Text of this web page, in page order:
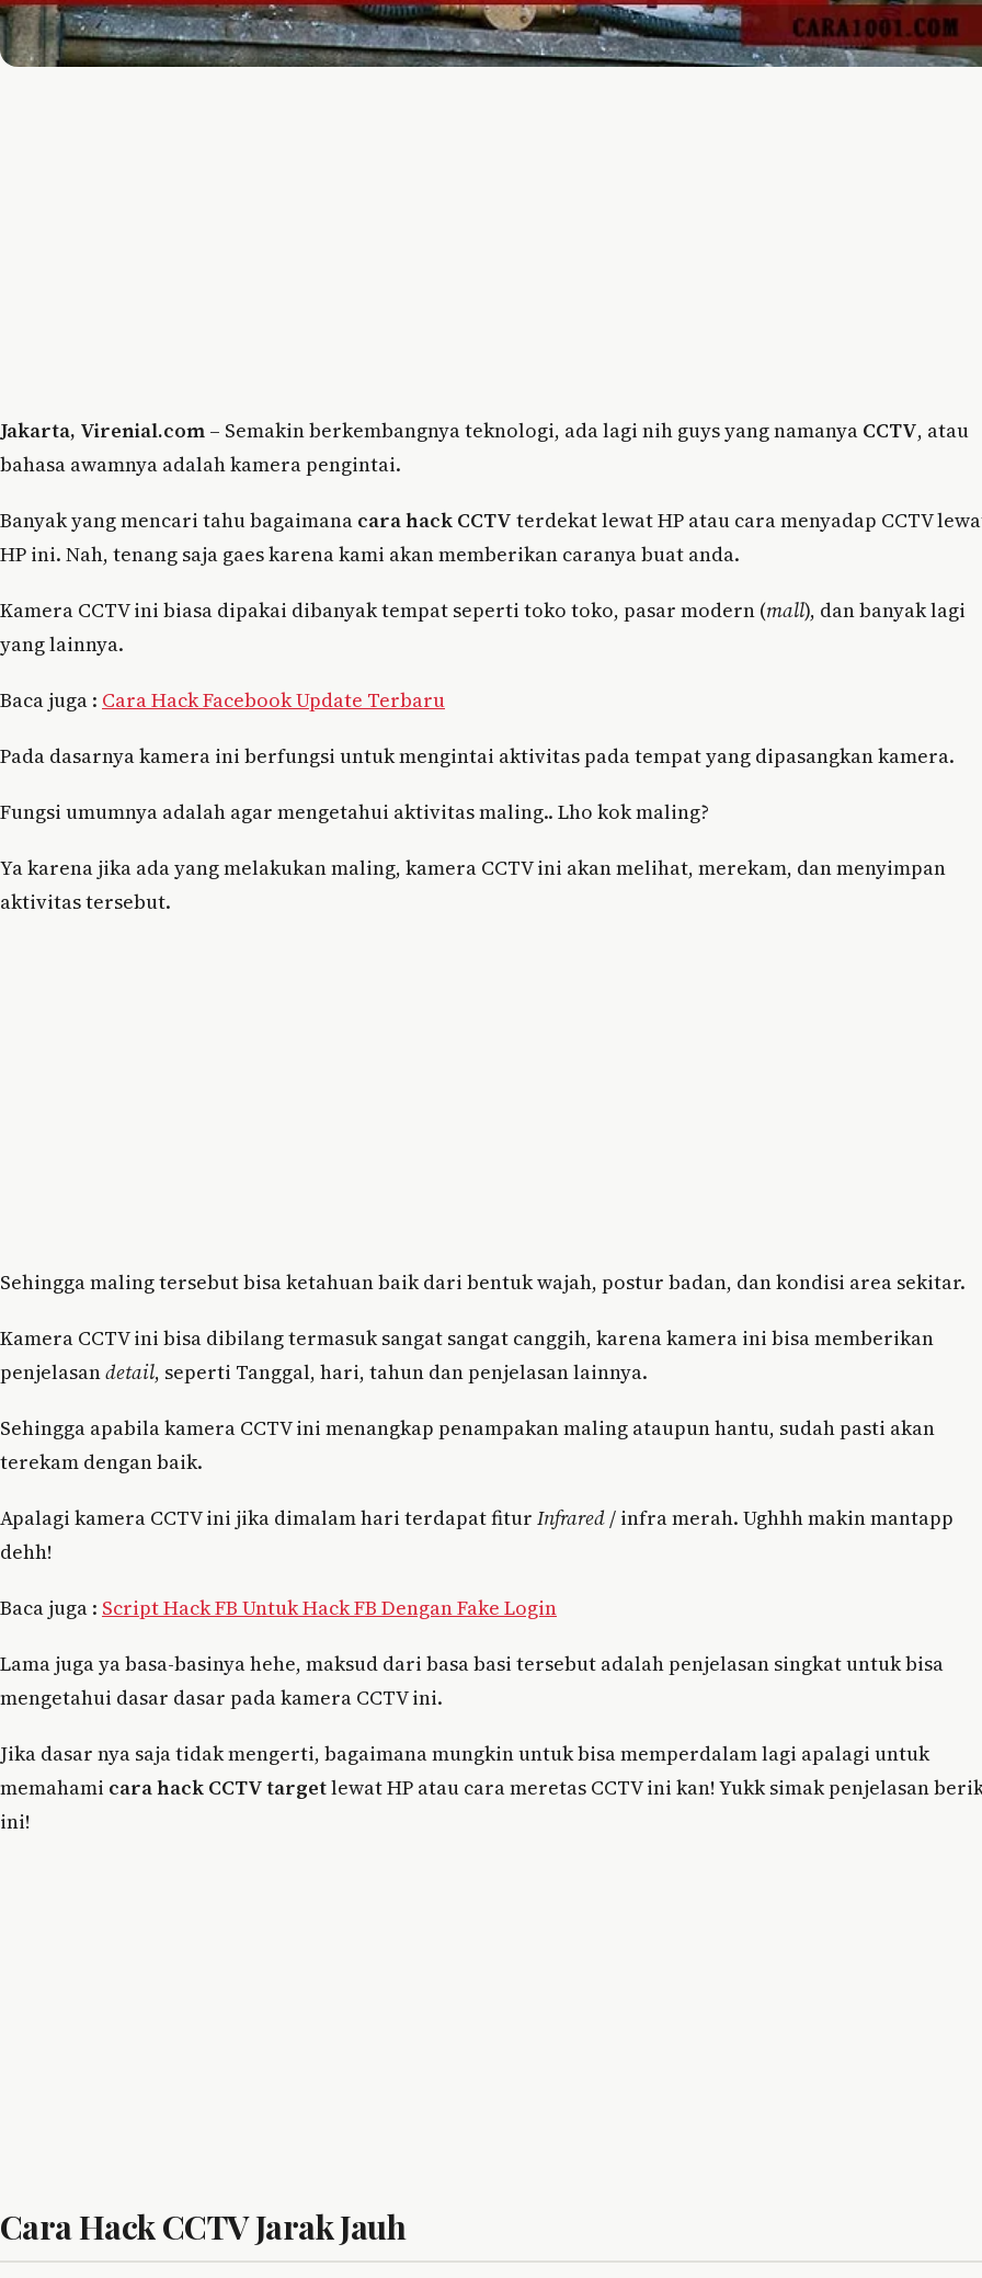
Jakarta, Virenial.com – Semakin berkembangnya teknologi, ada lagi nih guys yang namanya CCTV, atau
bahasa awamnya adalah kamera pengintai.
Banyak yang mencari tahu bagaimana cara hack CCTV terdekat lewat HP atau cara menyadap CCTV
HP ini. Nah, tenang saja gaes karena kami akan memberikan caranya buat anda.
Kamera CCTV ini biasa dipakai dibanyak tempat seperti toko toko, pasar modern (mall), dan banyak lagi
yang lainnya.
Baca juga : Cara Hack Facebook Update Terbaru
Pada dasarnya kamera ini berfungsi untuk mengintai aktivitas pada tempat yang dipasangkan kamera.
Fungsi umumnya adalah agar mengetahui aktivitas maling.. Lho kok maling?
Ya karena jika ada yang melakukan maling, kamera CCTV ini akan melihat, merekam, dan menyimpan
aktivitas tersebut.
Sehingga maling tersebut bisa ketahuan baik dari bentuk wajah, postur badan, dan kondisi area sekitar.
Kamera CCTV ini bisa dibilang termasuk sangat sangat canggih, karena kamera ini bisa memberikan
penjelasandetail, seperti Tanggal, hari, tahun dan penjelasan lainnya.
Sehingga apabila kamera CCTV ini menangkap penampakan maling ataupun hantu, sudah pasti akan
terekam dengan baik.
Apalagi kamera CCTV ini jika dimalam hari terdapat fitur Infrared / infra merah. Ughhh makin mantapp
dehh!
Baca juga : Script Hack FB Untuk Hack FB Dengan Fake Login
Lama juga ya basa-basinya hehe, maksud dari basa basi tersebut adalah penjelasan singkat untuk bisa
mengetahui dasar dasar pada kamera CCTV ini.
Jika dasar nya saja tidak mengerti, bagaimana mungkin untuk bisa memperdalam lagi apalagi untuk
memahami cara hack CCTV targetlewat HP atau cara meretas CCTV ini kan! Yukk simak penjelasan
ini!
Cara Hack CCTV Jarak Jauh